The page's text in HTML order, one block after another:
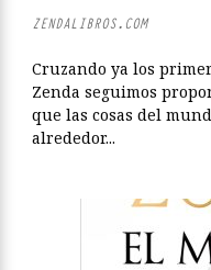
ZENDALIBROS.COM
Cruzando ya los
Zenda seguimos
que las cosas del
alrededor...